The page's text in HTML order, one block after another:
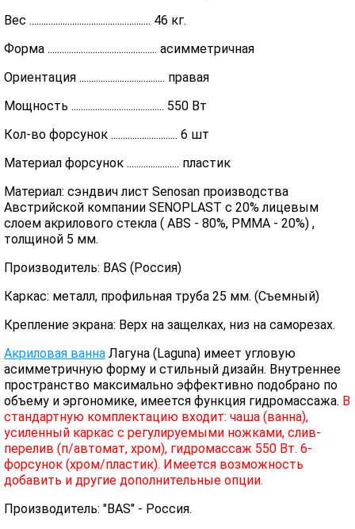
Вес ................................................... 46 кг.
Форма .............................................. асимметричная
Ориентация .................................... правая
Мощность ....................................... 550 Вт
Кол-во форсунок ............................ 6 шт
Материал форсунок ...................... пластик
Материал: сэндвич лист Senosan производства
Австрийской компании SENOPLAST c 20% лицевым
слоем акрилового стекла ( ABS - 80%, PMMA - 20%) ,
толщиной 5 мм.
Производитель: BAS (Россия)
Каркас: металл, профильная труба 25 мм. (Съемный)
Крепление экрана: Верх на защелках, низ на саморезах.
Акриловая ванна Лагуна (Laguna) имеет угловую
асимметричную форму и стильный дизайн. Внутреннее
пространство максимально эффективно подобрано по
объему и эргономике, имеется функция гидромассажа. В
стандартную комплектацию входит: чаша (ванна),
усиленный каркас с регулируемыми ножками, слив-
перелив (п/автомат, хром), гидромассаж 550 Вт. 6-
форсунок (хром/пластик). Имеется возможность
добавить и другие дополнительные опции.
Производитель: "BAS" - Россия.